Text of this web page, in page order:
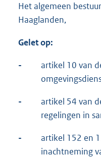
Het algemeen
Haaglanden,
Gelet op:
-
artikel 10 van
-
artikel 54 van
regelingen in
-
artikel 152 en
inachtneming